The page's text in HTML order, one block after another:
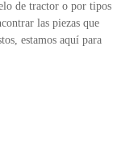
de tractor o por tipos
las piezas que
estamos aquí para